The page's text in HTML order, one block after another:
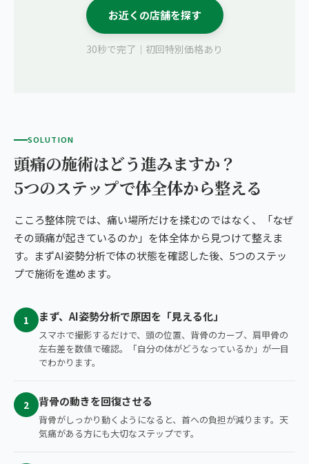
お近くの店舗を探す
30秒で完了｜初回特別価格あり
SOLUTION
頭痛の施術はどう進みますか？
5つのステップで体全体から整える
こころ整体院では、痛い場所だけを揉むのではなく、「なぜ
その頭痛が起きているのか」を体全体から見つけて整えま
す。まずAI姿勢分析で体の状態を確認した後、5つのステッ
プで施術を進めます。
1 まず、AI姿勢分析で原因を「見える化」
スマホで撮影するだけで、頭の位置、背骨のカーブ、肩甲骨の
左右差を数値で確認。「自分の体がどうなっているか」が一目
でわかります。
2 背骨の動きを回復させる
背骨がしっかり動くようになると、首への負担が減ります。天
気痛がある方にも大切なステップです。